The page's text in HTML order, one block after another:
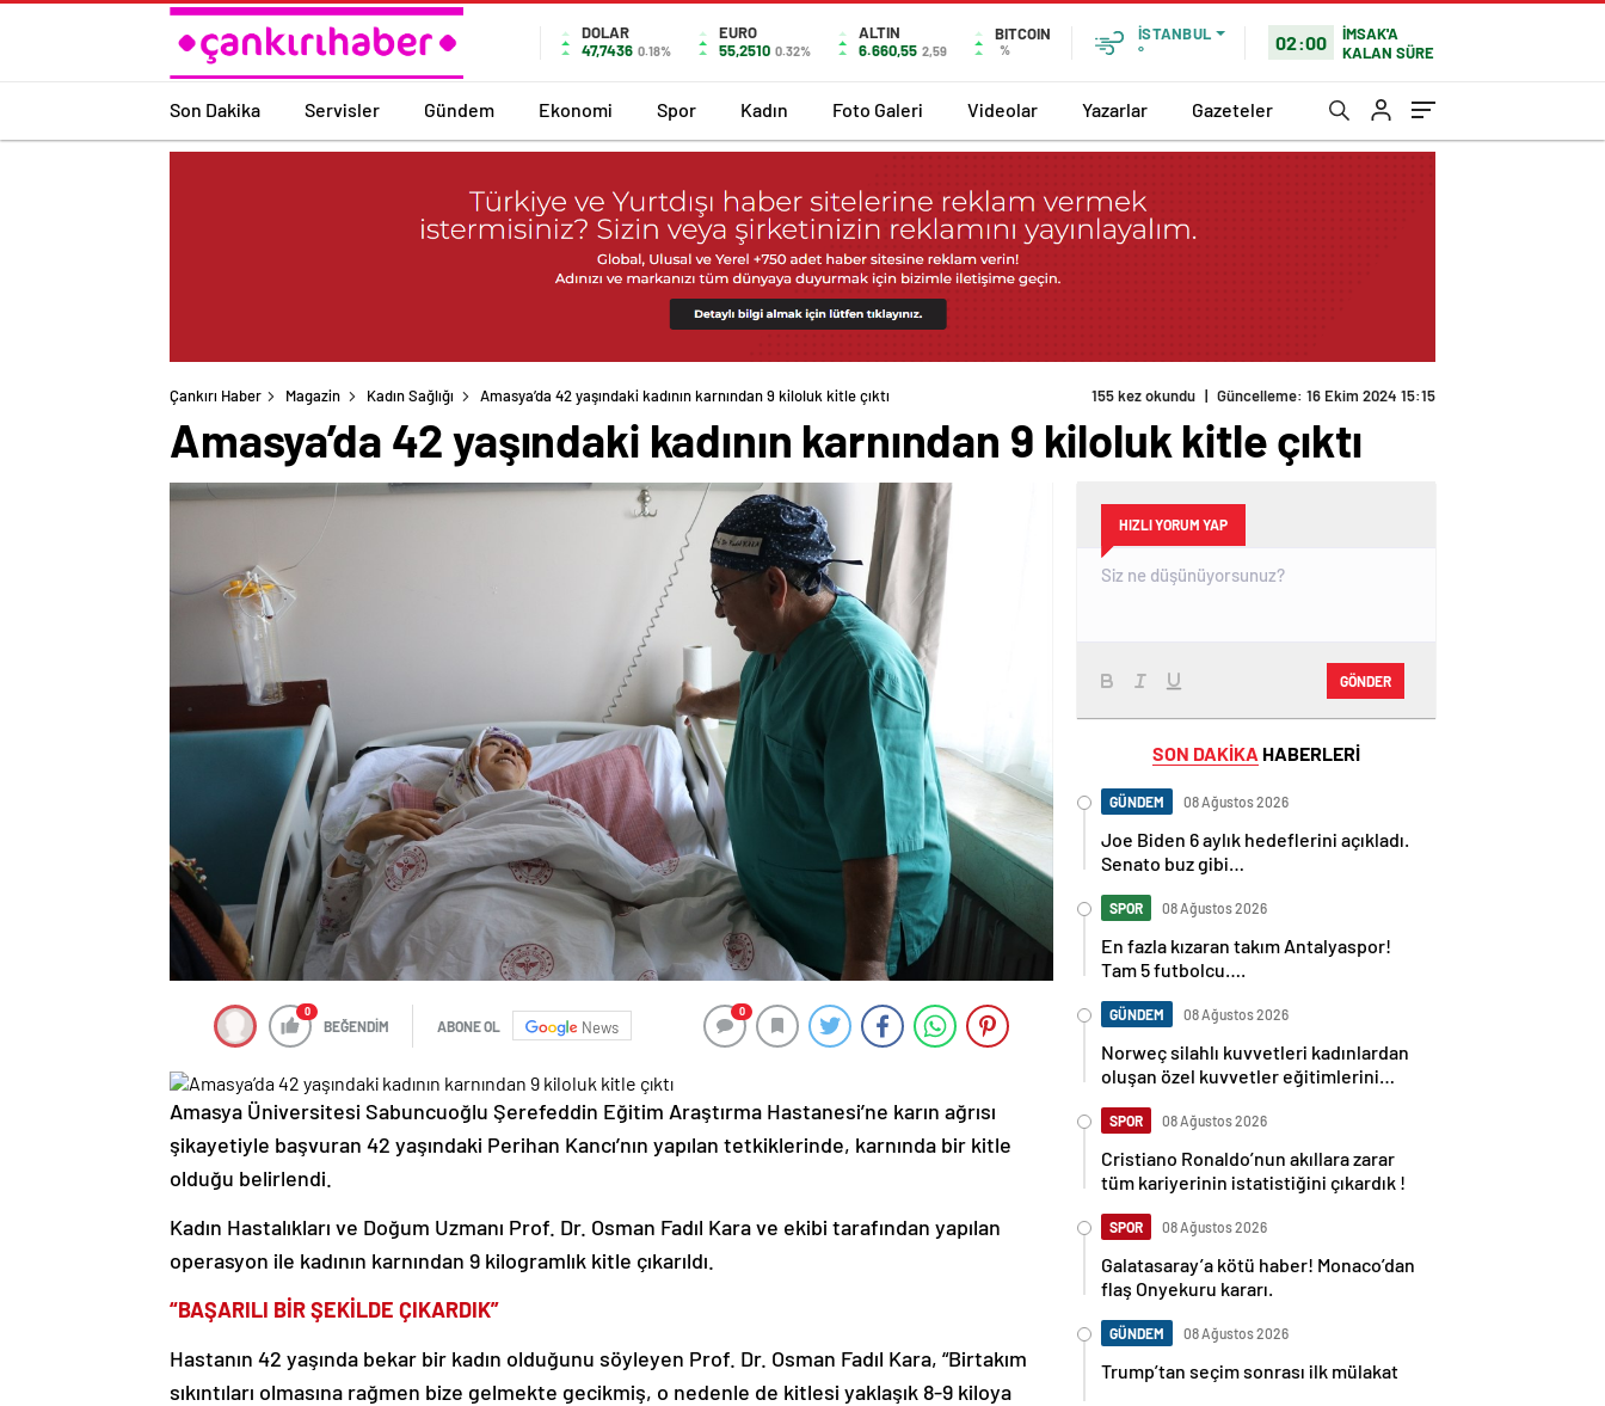
DOLAR
47,7436 0.18%
EURO
55,2510 0.32%
ALTIN
6.660,55 2,59
BITCOIN
%
İSTANBUL
°
02:00
İMSAK'A
KALAN SÜRE
Son Dakika Servisler Gündem Ekonomi Spor Kadın Foto Galeri Videolar Yazarlar Gazeteler
Çankırı Haber Magazin Kadın Sağlığı Amasya’da 42 yaşındaki kadının karnından 9 kiloluk kitle çıktı 155 kez okundu | Güncelleme: 16 Ekim 2024 15:15
Amasya’da 42 yaşındaki kadının karnından 9 kiloluk kitle çıktı
0
BEĞENDİM ABONE OL News
0
Amasya Üniversitesi Sabuncuoğlu Şerefeddin Eğitim Araştırma Hastanesi’ne karın ağrısı
şikayetiyle başvuran 42 yaşındaki Perihan Kancı’nın yapılan tetkiklerinde, karnında bir kitle
olduğu belirlendi.
Kadın Hastalıkları ve Doğum Uzmanı Prof. Dr. Osman Fadıl Kara ve ekibi tarafından yapılan
operasyon ile kadının karnından 9 kilogramlık kitle çıkarıldı.
“BAŞARILI BİR ŞEKİLDE ÇIKARDIK”
Hastanın 42 yaşında bekar bir kadın olduğunu söyleyen Prof. Dr. Osman Fadıl Kara, “Birtakım
sıkıntıları olmasına rağmen bize gelmekte gecikmiş, o nedenle de kitlesi yaklaşık 8-9 kiloya
HIZLI YORUM YAP
GÖNDER
SON DAKİKA HABERLERİ
GÜNDEM 08 Ağustos 2026
Joe Biden 6 aylık hedeflerini açıkladı.
Senato buz gibi…
SPOR 08 Ağustos 2026
En fazla kızaran takım Antalyaspor!
Tam 5 futbolcu….
GÜNDEM 08 Ağustos 2026
Norweç silahlı kuvvetleri kadınlardan
oluşan özel kuvvetler eğitimlerini
SPOR 08 Ağustos 2026
Cristiano Ronaldo’nun akıllara zarar
tüm kariyerinin istatistiğini çıkardık !
SPOR 08 Ağustos 2026
Galatasaray’a kötü haber! Monaco’dan
flaş Onyekuru kararı.
GÜNDEM 08 Ağustos 2026
Trump’tan seçim sonrası ilk mülakat